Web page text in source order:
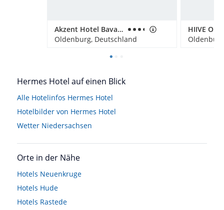
Akzent Hotel Bavaria Oldenburg
Oldenburg, Deutschland
HIIVE
Hermes Hotel auf einen Blick
Alle Hotelinfos Hermes Hotel
Hotelbilder von Hermes Hotel
Wetter Niedersachsen
Orte in der Nähe
Hotels Neuenkruge
Hotels Hude
Hotels Rastede